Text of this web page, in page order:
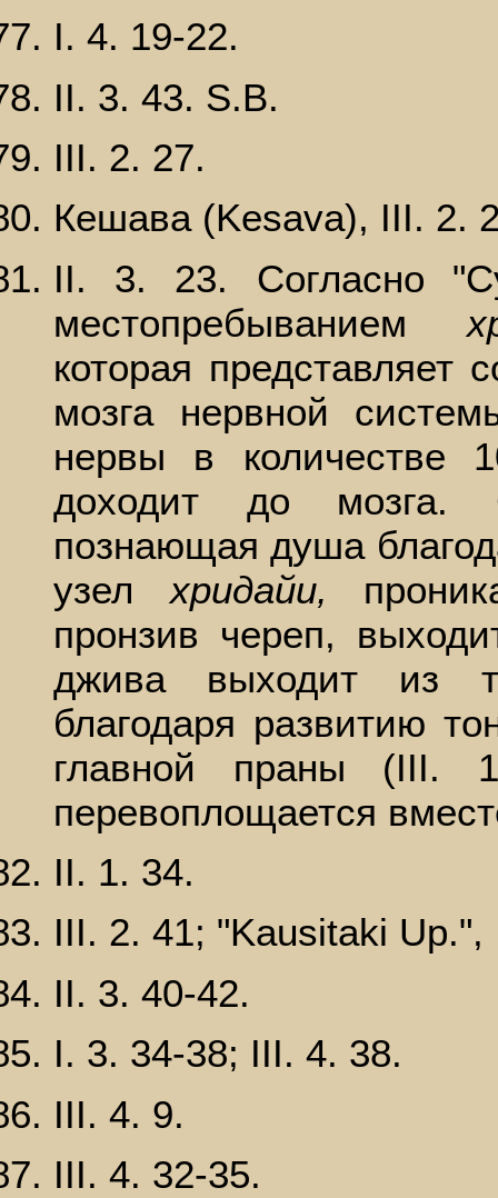
I. 4. 19-22.
II. 3. 43. S.B.
III. 2. 27.
Кешава (Kesava), III. 2.
II. 3. 23. Согласно
местопребыванием
которая представляет
мозга нервной
нервы в
доходит до мозга.
познающая душа
узел хридайи,
пронзив череп,
джива выходит из
благодаря развитию
главной праны
перевоплощается
II. 1. 34.
III. 2. 41; "Kausitaki Up.",
II. 3. 40-42.
I. 3. 34-38; III. 4. 38.
III. 4. 9.
III. 4. 32-35.